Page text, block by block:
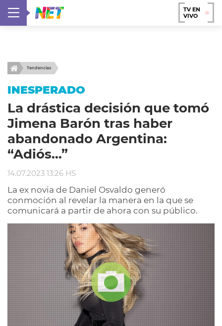
TV EN
VIVO
Tendencias
INESPERADO
La drástica decisión que tomó
Jimena Barón tras haber
abandonado Argentina:
“Adiós…”
14.07.2023 13:26 HS
La ex novia de Daniel Osvaldo generó
conmoción al revelar la manera en la que se
comunicará a partir de ahora con su público.